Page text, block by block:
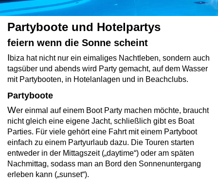
Partyboote und Hotelpartys
feiern wenn die Sonne scheint
Ibiza hat nicht nur ein eimaliges Nachtleben, sondern auch
tagsüber und abends wird Party gemacht, auf dem Wasser
mit Partybooten, in Hotelanlagen und in Beachclubs.
Partyboote
Wer einmal auf einem Boot Party machen möchte, braucht
nicht gleich eine eigene Jacht, schließlich gibt es Boat
Parties. Für viele gehört eine Fahrt mit einem Partyboot
einfach zu einem Partyurlaub dazu. Die Touren starten
entweder in der Mittagszeit („daytime“) oder am späten
Nachmittag, sodass man an Bord den Sonnenuntergang
erleben kann („sunset“).